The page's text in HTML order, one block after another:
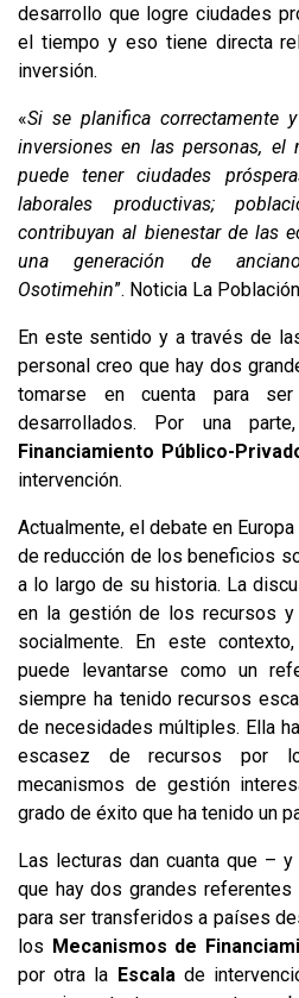
desarrollo que logre ciudades
el tiempo y eso tiene directa
inversión.
«Si se planifica correctamente
inversiones en las personas,
puede tener ciudades
laborales productivas;
contribuyan al bienestar de las
una generación de
Osotimehin”. Noticia La
En este sentido y a través de
personal creo que hay dos
tomarse en cuenta para
desarrollados. Por una
Financiamiento Público-
intervención.
Actualmente, el debate en
de reducción de los beneficios
a lo largo de su historia. La
en la gestión de los recursos
socialmente. En este
puede levantarse como un
siempre ha tenido recursos
de necesidades múltiples. Ella
escasez de recursos por
mecanismos de gestión
grado de éxito que ha tenido un
Las lecturas dan cuanta que –
que hay dos grandes
para ser transferidos a países
los Mecanismos de
por otra la Escala de